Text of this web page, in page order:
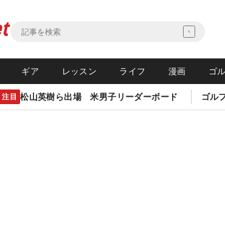
ギア レッスン ライフ 漫画 ゴ
注目 松山英樹ら出場 米男子リーダーボード ゴル